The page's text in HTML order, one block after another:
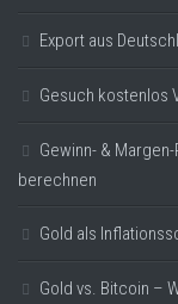
Export aus
Gesuch kostenlos
Gewinn- &
berechnen
Gold als
Gold vs. Bitcoin –